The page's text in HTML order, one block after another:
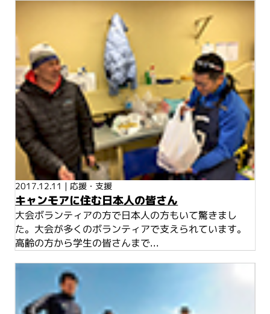
2017.12.11 | 応援・支援
キャンモアに住む日本人の皆さん
大会ボランティアの方で日本人の方もいて驚きまし
た。大会が多くのボランティアで支えられています。
高齢の方から学生の皆さんまで...